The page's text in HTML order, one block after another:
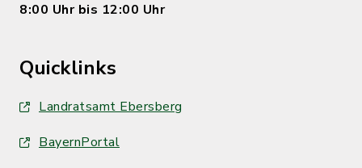
8:00 Uhr bis 12:00 Uhr
Quicklinks
Landratsamt Ebersberg
BayernPortal